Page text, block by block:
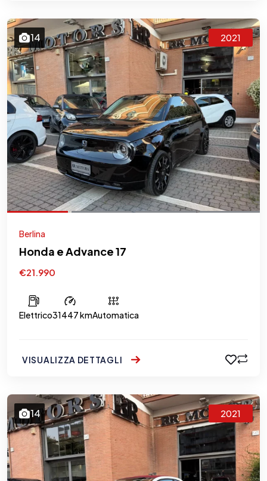
14 2021
Berlina
Honda e Advance 17
€21.990
Elettrico31447 kmAutomatica
VISUALIZZA DETTAGLI
14 2021